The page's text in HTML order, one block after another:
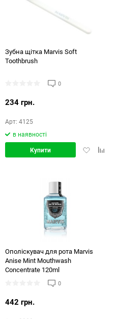
Зубна щітка Marvis Soft
Toothbrush
0
234 грн.
Арт: 4125
в наявності
ДодатиДодати
Купити
Ополіскувач для рота Marvis
Anise Mint Mouthwash
Concentrate 120ml
0
442 грн.